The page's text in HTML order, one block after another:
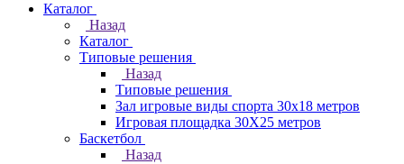
Каталог
Назад
Каталог
Типовые решения
Назад
Типовые решения
Зал игровые виды спорта 30x18 метров
Игровая площадка 30Х25 метров
Баскетбол
Назад